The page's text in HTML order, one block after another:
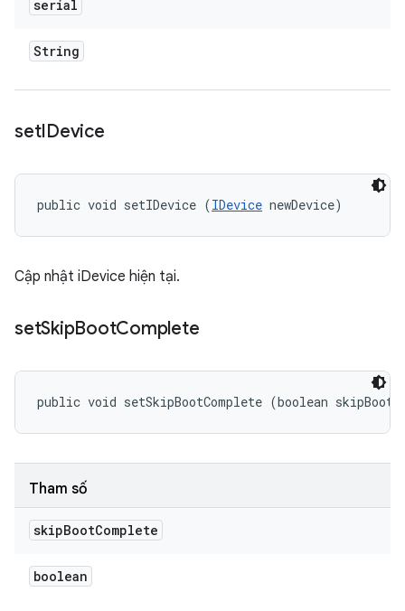
serial
String
setIDevice
public void setIDevice (IDevice newDevice)
Cập nhật iDevice hiện tại.
setSkipBootComplete
public void setSkipBootComplete (boolean
Tham số
skipBootComplete
boolean